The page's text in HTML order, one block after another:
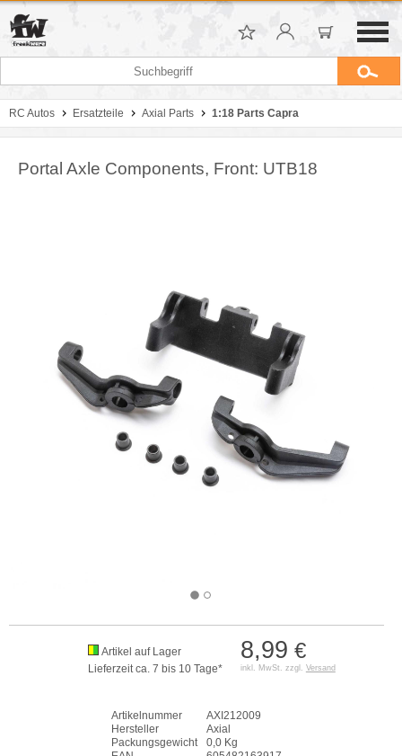
RC Autos Ersatzteile Axial Parts 1:18 Parts Capra
Portal Axle Components, Front: UTB18
8,99 €
inkl. MwSt. zzgl. Versand
Artikel auf Lager
Lieferzeit ca. 7 bis 10 Tage*
Artikelnummer
AXI212009
Hersteller
Axial
Packungsgewicht
0,0 Kg